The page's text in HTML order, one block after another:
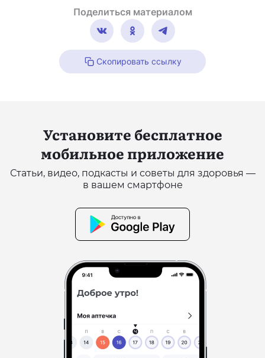
Поделиться материалом
Скопировать ссылку
Установите бесплатное
мобильное приложение
Статьи, видео, подкасты и советы для здоровья —
в вашем смартфоне